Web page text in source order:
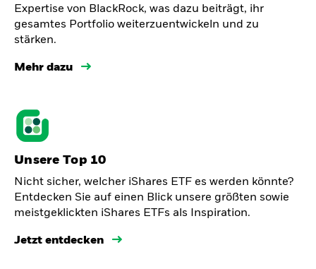
Expertise von BlackRock, was dazu beiträgt, ihr
gesamtes Portfolio weiterzuentwickeln und zu
stärken.
Mehr dazu
Unsere Top 10
Nicht sicher, welcher iShares ETF es werden könnte?
Entdecken Sie auf einen Blick unsere größten sowie
meistgeklickten iShares ETFs als Inspiration.
Jetzt entdecken